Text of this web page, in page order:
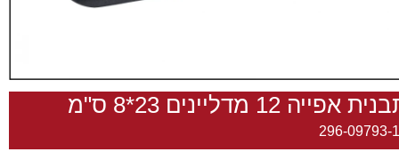
אפייה 12 מדליינים 23*8 ס"מ
296-09793-